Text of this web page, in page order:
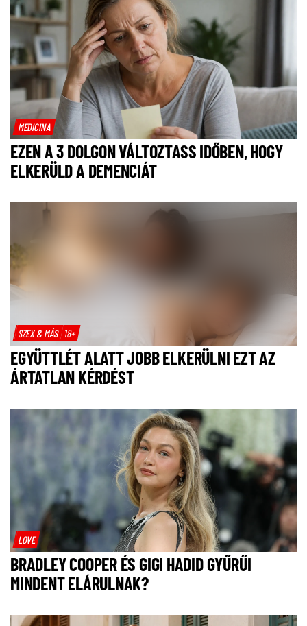
MEDICINA
EZEN A 3 DOLGON VÁLTOZTASS IDŐBEN, HOGY
ELKERÜLD A DEMENCIÁT
SZEX & MÁS 18+
EGYÜTTLÉT ALATT JOBB ELKERÜLNI EZT AZ
ÁRTATLAN KÉRDÉST
LOVE
BRADLEY COOPER ÉS GIGI HADID GYŰRŰI
MINDENT ELÁRULNAK?